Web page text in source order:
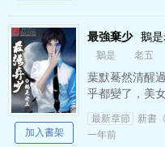
最強棄少 鵝
鵝是 老五
葉默驀然清醒
乎都變了，美
成了被世家拋
被女人站在講
最新章節
新書
一年前
加入書架